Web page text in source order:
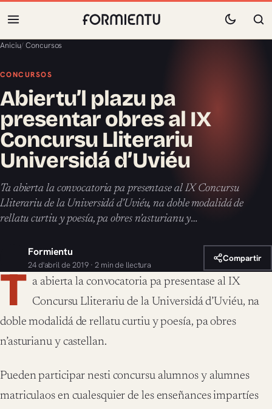
Aniciu/Concursos
CONCURSOS
Abiertu’l plazu pa
presentar obres al IX
Concursu Lliterariu
Universidá d’Uviéu
Ta abierta la convocatoria pa presentase al IX Concursu
Lliterariu de la Universidá d’Uviéu, na doble modalidá de
rellatu curtiu y poesía, pa obres n’asturianu y…
Formientu
24 d'abril de 2019 · 2 min de llectura
Compartir
T a abierta la convocatoria pa presentase al IX
Concursu Lliterariu de la Universidá d’Uviéu, na
doble modalidá de rellatu curtiu y poesía, pa obres
n’asturianu y castellan.
Pueden participar nesti concursu alumnos y alumnes
matriculaos en cualesquier de les enseñances impartíes